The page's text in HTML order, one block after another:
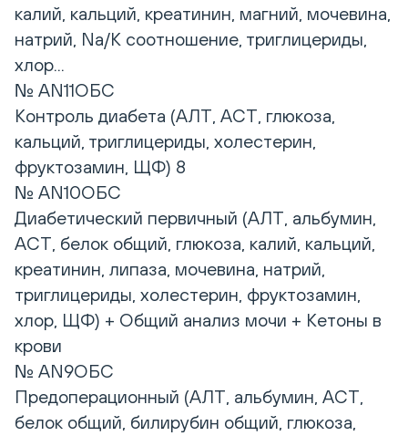
калий, кальций, креатинин, магний, мочевина,
натрий, Na/K соотношение, триглицериды,
хлор...
№ AN11ОБС
Контроль диабета (АЛТ, АСТ, глюкоза,
кальций, триглицериды, холестерин,
фруктозамин, ЩФ) 8
№ AN10ОБС
Диабетический первичный (АЛТ, альбумин,
АСТ, белок общий, глюкоза, калий, кальций,
креатинин, липаза, мочевина, натрий,
триглицериды, холестерин, фруктозамин,
хлор, ЩФ) + Общий анализ мочи + Кетоны в
крови
№ AN9ОБС
Предоперационный (АЛТ, альбумин, АСТ,
белок общий, билирубин общий, глюкоза,